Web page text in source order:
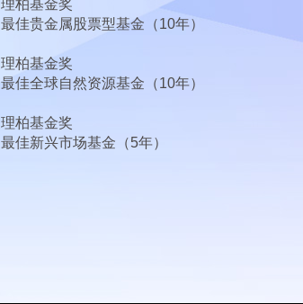
理柏基金奖
最佳贵金属股票型基金（10年）
理柏基金奖
最佳全球自然资源基金（10年）
理柏基金奖
最佳新兴市场基金（5年）